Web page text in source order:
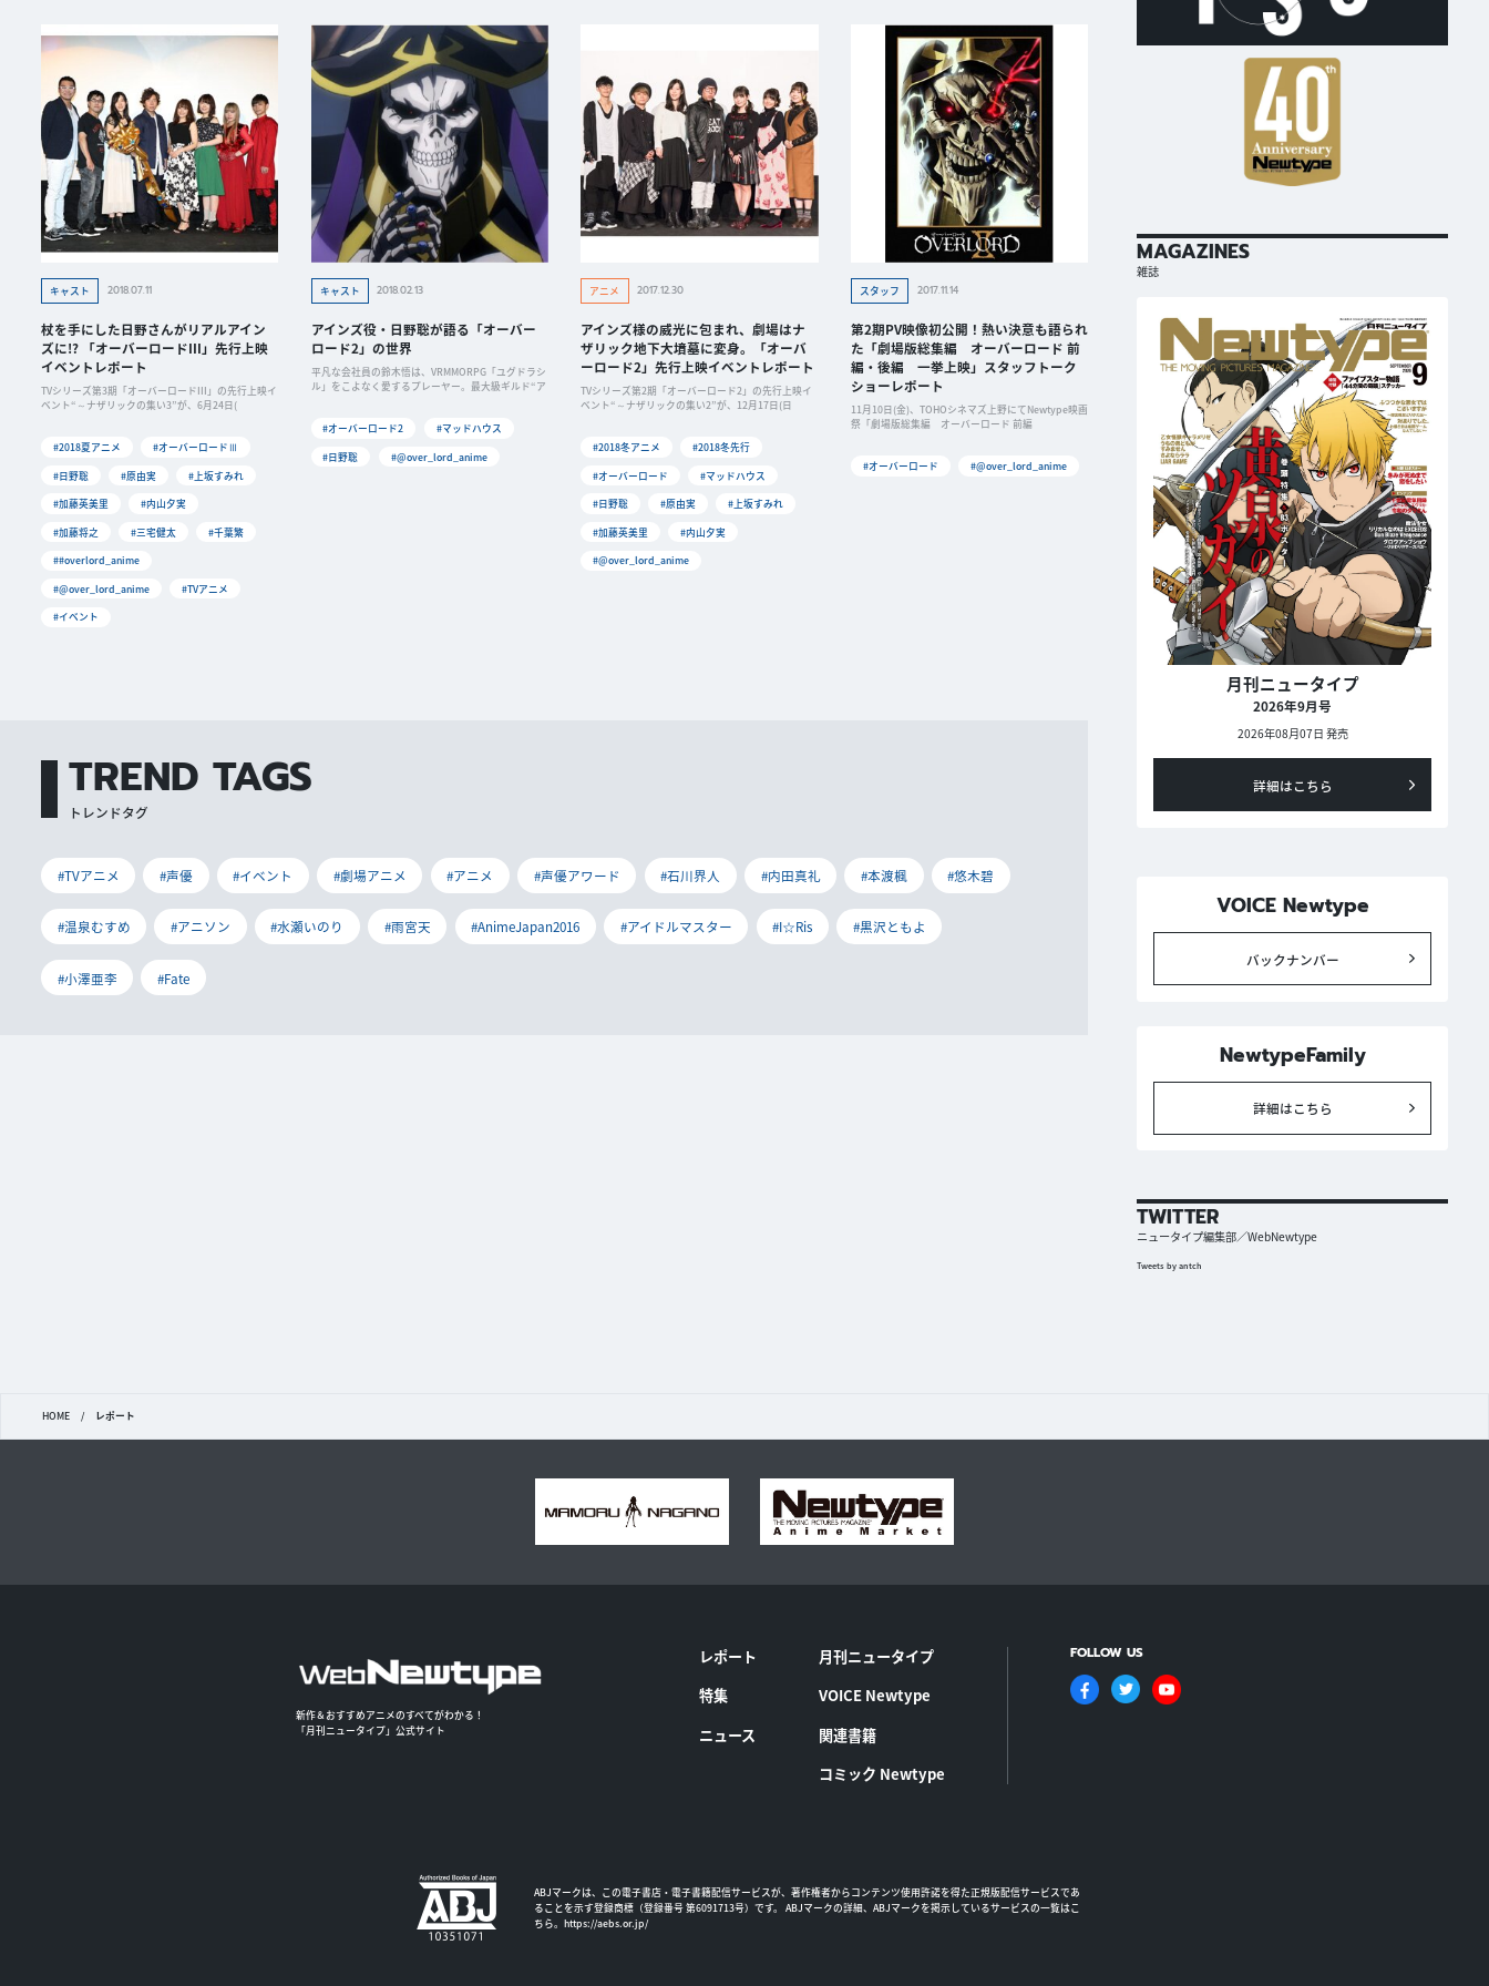
キャスト 2018.07.11
杖を手にした日野さんがリアルアイン
ズに!? 「オーバーロードIII」先行上映
イベントレポート
TVシリーズ第3期「オーバーロードIII」の先行上映イ
ベント“～ナザリックの集い3”が、6月24日(
#2018夏アニメ
#オーバーロードⅢ
#日野聡
#原由実
#上坂すみれ
#加藤英美里
#内山夕実
#加藤将之
#三宅健太
#千葉繁
##overlord_anime
#@over_lord_anime
#TVアニメ
#イベント
キャスト 2018.02.13
アインズ役・日野聡が語る「オーバー
ロード2」の世界
平凡な会社員の鈴木悟は、VRMMORPG「ユグドラシ
ル」をこよなく愛するプレーヤー。最大級ギルド“ア
#オーバーロード2
#マッドハウス
#日野聡
#@over_lord_anime
アニメ 2017.12.30
アインズ様の威光に包まれ、劇場はナ
ザリック地下大墳墓に変身。「オーバ
ーロード2」先行上映イベントレポート
TVシリーズ第2期「オーバーロード2」の先行上映イ
ベント“～ナザリックの集い2”が、12月17日(日
#2018冬アニメ
#2018冬先行
#オーバーロード
#マッドハウス
#日野聡
#原由実
#上坂すみれ
#加藤英美里
#内山夕実
#@over_lord_anime
スタッフ 2017.11.14
第2期PV映像初公開！熱い決意も語られ
た「劇場版総集編 オーバーロード 前
編・後編 一挙上映」スタッフトーク
ショーレポート
11月10日(金)、TOHOシネマズ上野にてNewtype映画
祭「劇場版総集編 オーバーロード 前編
#オーバーロード #@over_lord_anime
TREND TAGS
トレンドタグ
#TVアニメ #声優 #イベント #劇場アニメ #アニメ #声優アワード #石川界人 #内田真礼 #本渡楓 #悠木碧
#温泉むすめ #アニソン #水瀬いのり #雨宮天 #AnimeJapan2016 #アイドルマスター #I☆Ris #黒沢ともよ
#小澤亜李 #Fate
MAGAZINES
雑誌
月刊ニュータイプ
2026年9月号
2026年08月07日 発売
詳細はこちら
VOICE Newtype
バックナンバー
NewtypeFamily
詳細はこちら
TWITTER
ニュータイプ編集部／WebNewtype
Tweets by antch
HOME / レポート
新作＆おすすめアニメのすべてがわかる！
「月刊ニュータイプ」公式サイト
レポート
特集
ニュース
月刊ニュータイプ
VOICE Newtype
関連書籍
コミック Newtype
FOLLOW US
ABJマークは、この電子書店・電子書籍配信サービスが、著作権者からコンテンツ使用許諾を得た正規版配信サービスであ
ることを示す登録商標（登録番号 第6091713号）です。 ABJマークの詳細、ABJマークを掲示しているサービスの一覧はこ
ちら。 https://aebs.or.jp/